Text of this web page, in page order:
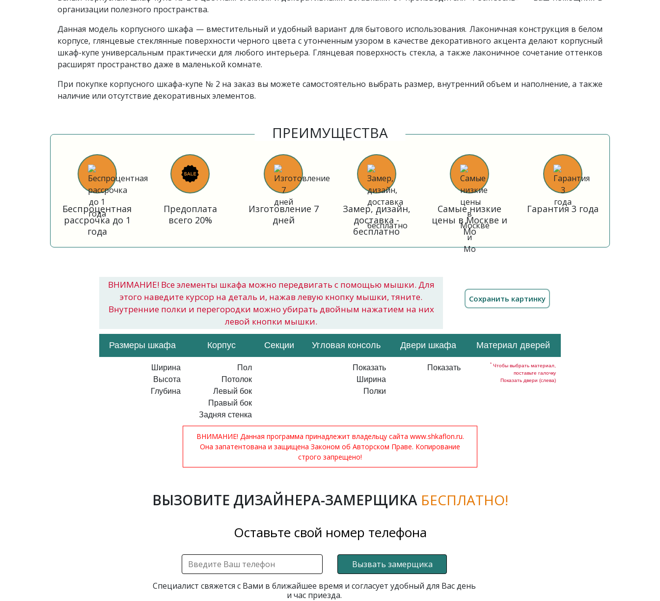
организации полезного пространства.
Данная модель корпусного шкафа — вместительный и удобный вариант для бытового использования. Лаконичная конструкция в белом
корпусе, глянцевые стеклянные поверхности черного цвета с утонченным узором в качестве декоративного акцента делают корпусный
шкаф-купе универсальным практически для любого интерьера. Глянцевая поверхность стекла, а также лаконичное сочетание оттенков
расширят пространство даже в маленькой комнате.
При покупке корпусного шкафа-купе № 2 на заказ вы можете самостоятельно выбрать размер, внутренний объем и наполнение, а также
наличие или отсутствие декоративных элементов.
ПРЕИМУЩЕСТВА
Беспроцентная
рассрочка до 1
года
Предоплата
всего 20%
Изготовление 7
дней
Замер, дизайн,
доставка -
бесплатно
Самые низкие
цены в Москве и
Мо
Гарантия 3 года
ВНИМАНИЕ! Все элементы шкафа можно передвигать с помощью мышки. Для
этого наведите курсор на деталь и, нажав левую кнопку мышки, тяните.
Внутренние полки и перегородки можно убирать двойным нажатием на них
левой кнопки мышки.
Размеры шкафа Корпус Секции Угловая консоль Двери шкафа Материал дверей
Ширина
Высота
Глубина
Пол
Потолок
Левый бок
Правый бок
Задняя стенка
Показать
Ширина
Полки
Показать * Чтобы выбрать материал,
поставьте галочку
Показать двери (слева)
ВНИМАНИЕ! Данная программа принадлежит владельцу сайта www.shkaflon.ru.
Она запатентована и защищена Законом об Авторском Праве. Копирование
строго запрещено!
ВЫЗОВИТЕ ДИЗАЙНЕРА-ЗАМЕРЩИКА БЕСПЛАТНО!
Оставьте свой номер телефона
Вызвать замерщика
Специалист свяжется с Вами в ближайшее время и согласует удобный для Вас день
и час приезда.